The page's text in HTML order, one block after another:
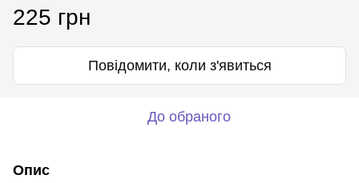
225 грн
Повідомити, коли з'явиться
До обраного
Опис